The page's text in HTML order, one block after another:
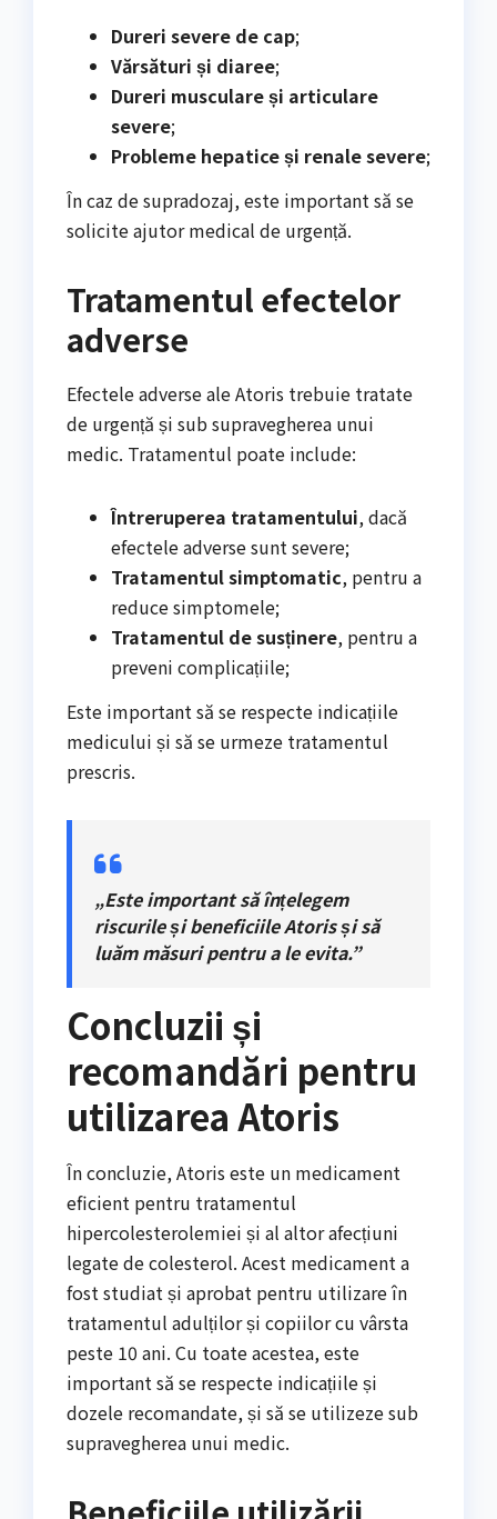
Dureri severe de cap;
Vărsături și diaree;
Dureri musculare și articulare
severe;
Probleme hepatice și renale severe;
În caz de supradozaj, este important să se
solicite ajutor medical de urgență.
Tratamentul efectelor
adverse
Efectele adverse ale Atoris trebuie tratate
de urgență și sub supravegherea unui
medic. Tratamentul poate include:
Întreruperea tratamentului, dacă
efectele adverse sunt severe;
Tratamentul simptomatic, pentru a
reduce simptomele;
Tratamentul de susținere, pentru a
preveni complicațiile;
Este important să se respecte indicațiile
medicului și să se urmeze tratamentul
prescris.
„Este important să înțelegem
riscurile și beneficiile Atoris și să
luăm măsuri pentru a le evita.”
Concluzii și
recomandări pentru
utilizarea Atoris
În concluzie, Atoris este un medicament
eficient pentru tratamentul
hipercolesterolemiei și al altor afecțiuni
legate de colesterol. Acest medicament a
fost studiat și aprobat pentru utilizare în
tratamentul adulților și copiilor cu vârsta
peste 10 ani. Cu toate acestea, este
important să se respecte indicațiile și
dozele recomandate, și să se utilizeze sub
supravegherea unui medic.